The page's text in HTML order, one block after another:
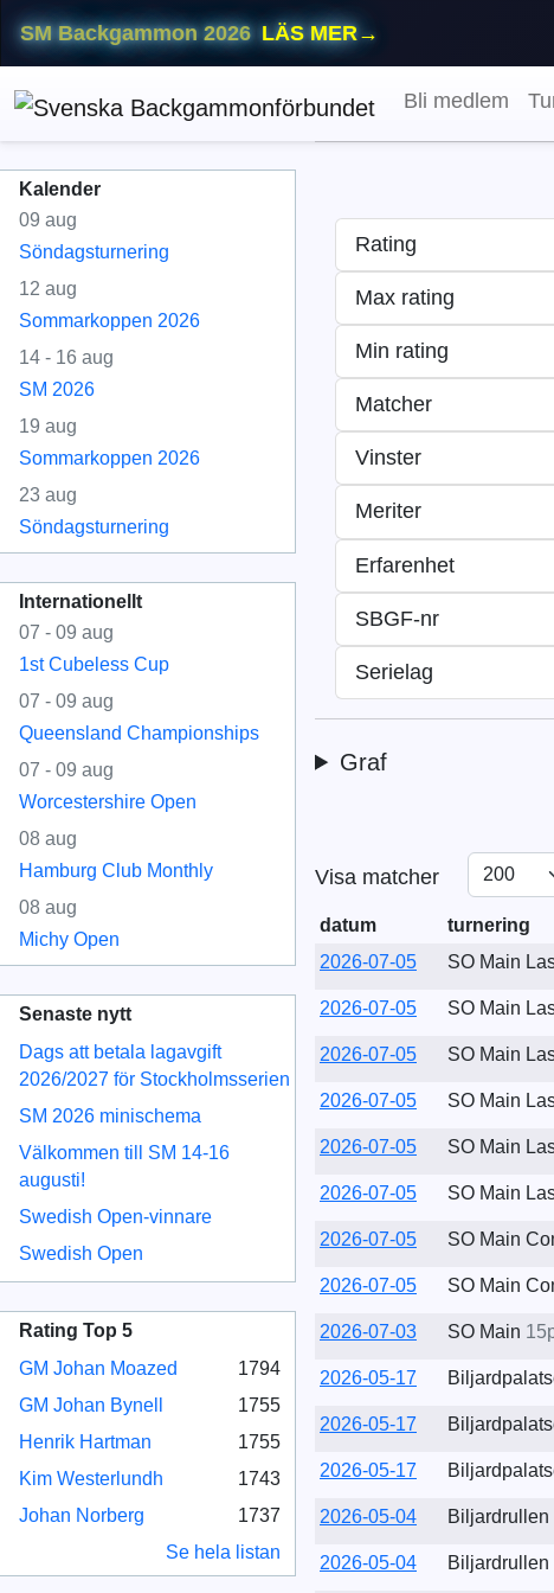
SM Backgammon 2026 LÄS MER→
Bli medlem
Kalender
09 aug
Söndagsturnering
12 aug
Sommarkoppen 2026
14 - 16 aug
SM 2026
19 aug
Sommarkoppen 2026
23 aug
Söndagsturnering
Internationellt
07 - 09 aug
1st Cubeless Cup
07 - 09 aug
Queensland Championships
07 - 09 aug
Worcestershire Open
08 aug
Hamburg Club Monthly
08 aug
Michy Open
Senaste nytt
Dags att betala lagavgift
2026/2027 för Stockholmsserien
SM 2026 minischema
Välkommen till SM 14-16
augusti!
Swedish Open-vinnare
Swedish Open
Rating Top 5
GM Johan Moazed
1794
GM Johan Bynell
1755
Henrik Hartman
1755
Kim Westerlundh
1743
Johan Norberg
1737
Se hela listan
Rating
Max rating
Min rating
Matcher
Vinster
Meriter
Erfarenhet
SBGF-nr
Serielag
Graf
Visa matcher
datum turnering
2026-07-05
SO Main
2026-07-05 SO Main
2026-07-05 SO Main
2026-07-05 SO Main
2026-07-05 SO Main
2026-07-05 SO Main
2026-07-05 SO Main
2026-07-05 SO Main
2026-07-03 SO Main
2026-05-17
2026-05-17
2026-05-17
2026-05-04 Biljardrullen
2026-05-04 Biljardrullen